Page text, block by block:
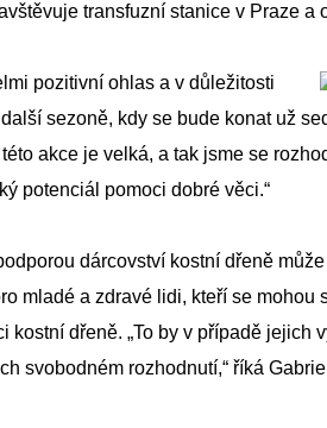
transfuzní stanice v Praze a
pozitivní ohlas a v důležitosti
sezoně, kdy se bude konat už
akce je velká, a tak jsme se
potenciál pomoci dobré věci.“
dárcovství kostní dřeně
mladé a zdravé lidi, kteří se
dřeně. „To by v případě jejich
svobodném rozhodnutí,“ říká